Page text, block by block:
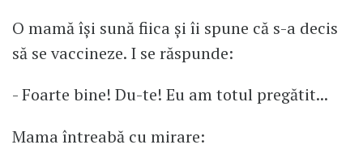
O mamă își sună fiica și îi spune că s-a decis
să se vaccineze. I se răspunde:
- Foarte bine! Du-te! Eu am totul pregătit...
Mama întreabă cu mirare: